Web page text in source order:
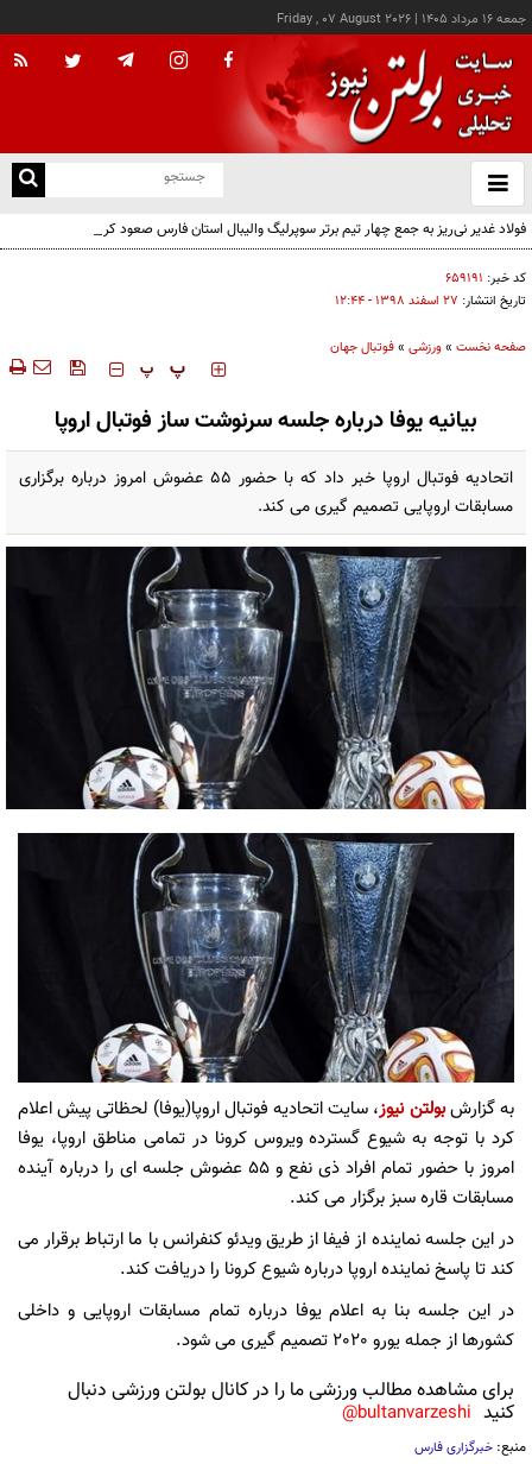
جمعه ۱۶ مرداد ۱۴۰۵ |
Friday , 07 August 2026
باز
و
فولاد غدیر نی‌ریز به جمع چهار تیم برتر سوپرلیگ والیبال استان فارس صعود کرد
کد خبر: ۶۵۹۱۹۱
تاریخ انتشار: ۲۷ اسفند ۱۳۹۸ - ۱۲:۴۴
صفحه نخست »ورزشی »فوتبال جهان
‍‍‍ پ پ
بیانیه یوفا درباره جلسه سرنوشت ساز فوتبال اروپا
اتحادیه فوتبال اروپا خبر داد که با حضور 55 عضوش امروز درباره برگزاری
مسابقات اروپایی تصمیم گیری می کند.
به گزارشبولتن نیوز، سایت اتحادیه فوتبال اروپا(یوفا) لحظاتی پیش اعلام
کرد با توجه به شیوع گسترده ویروس کرونا در تمامی مناطق اروپا، یوفا
امروز با حضور تمام افراد ذی نفع و 55 عضوش جلسه ای را درباره آینده
مسابقات قاره سبز برگزار می کند.
در این جلسه نماینده از فیفا از طریق ویدئو کنفرانس با ما ارتباط برقرار می
کند تا پاسخ نماینده اروپا درباره شیوع کرونا را دریافت کند.
در این جلسه بنا به اعلام یوفا درباره تمام مسابقات اروپایی و داخلی
کشورها از جمله یورو 2020 تصمیم گیری می شود.
برای مشاهده مطالب ورزشی ما را در کانال بولتن ورزشی دنبال
کنید bultanvarzeshi@
منبع: خبرگزاری فارس